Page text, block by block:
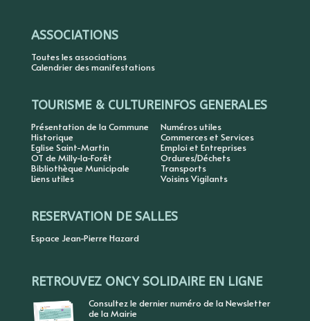
ASSOCIATIONS
Toutes les associations
Calendrier des manifestations
TOURISME & CULTURE
Présentation de la Commune
Historique
Eglise Saint-Martin
OT de Milly-la-Forêt
Bibliothèque Municipale
Liens utiles
INFOS GENERALES
Numéros utiles
Commerces et Services
Emploi et Entreprises
Ordures/Déchets
Transports
Voisins Vigilants
RESERVATION DE SALLES
Espace Jean-Pierre Hazard
RETROUVEZ ONCY SOLIDAIRE EN LIGNE
Consultez le dernier numéro de la Newsletter
de la Mairie